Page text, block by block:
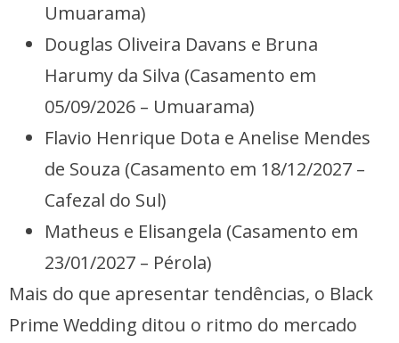
Umuarama)
Douglas Oliveira Davans e Bruna
Harumy da Silva (Casamento em
05/09/2026 – Umuarama)
Flavio Henrique Dota e Anelise Mendes
de Souza (Casamento em 18/12/2027 –
Cafezal do Sul)
Matheus e Elisangela (Casamento em
23/01/2027 – Pérola)
Mais do que apresentar tendências, o Black
Prime Wedding ditou o ritmo do mercado